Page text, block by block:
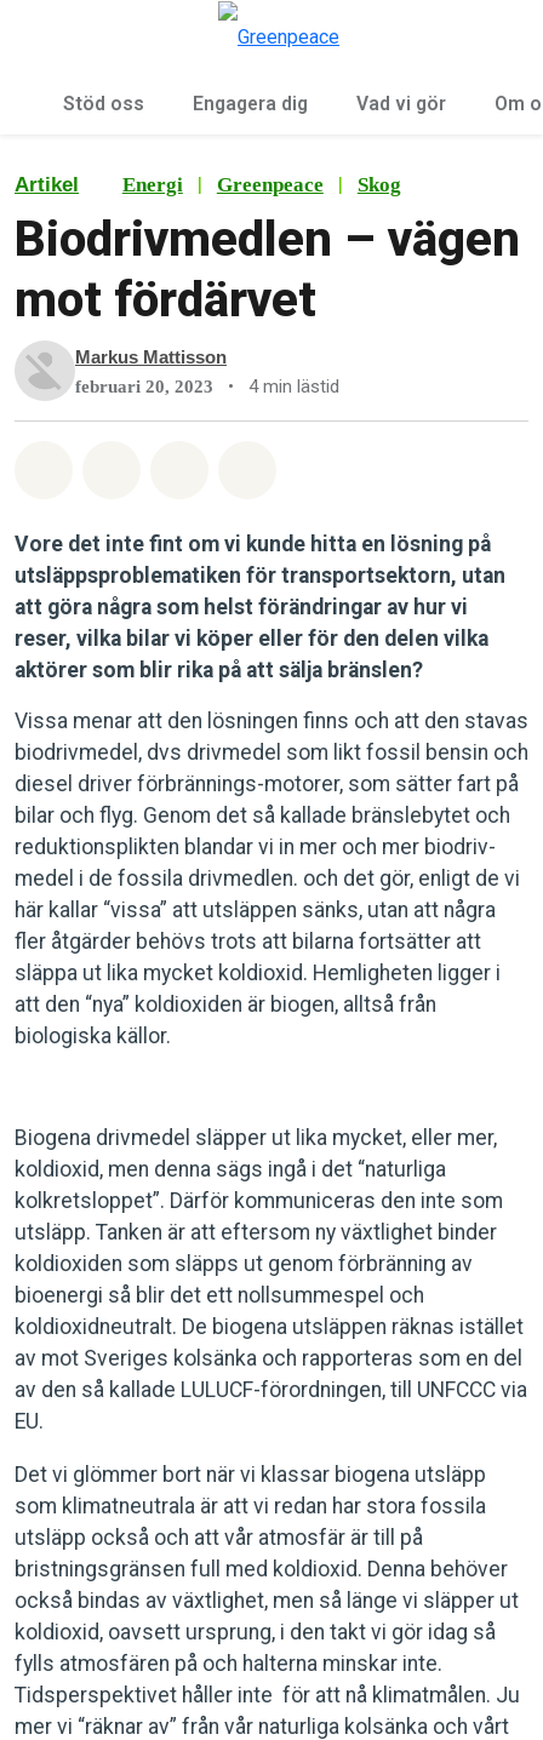
Stöd oss Engagera dig Vad vi gör Om
Artikel Energi | Greenpeace | Skog
Biodrivmedlen – vägen
mot fördärvet
Markus Mattisson
februari 20, 2023 • 4 min lästid
Vore det inte fint om vi kunde hitta en lösning på
utsläppsproblematiken för transportsektorn, utan
att göra några som helst förändringar av hur vi
reser, vilka bilar vi köper eller för den delen vilka
aktörer som blir rika på att sälja bränslen?
Vissa menar att den lösningen finns och att den stavas
biodrivmedel, dvs drivmedel som likt fossil bensin och
diesel driver förbrännings-motorer, som sätter fart på
bilar och flyg. Genom det så kallade bränslebytet och
reduktionsplikten blandar vi in mer och mer biodriv-
medel i de fossila drivmedlen. och det gör, enligt de vi
här kallar “vissa” att utsläppen sänks, utan att några
fler åtgärder behövs trots att bilarna fortsätter att
släppa ut lika mycket koldioxid. Hemligheten ligger i
att den “nya” koldioxiden är biogen, alltså från
biologiska källor.
Biogena drivmedel släpper ut lika mycket, eller mer,
koldioxid, men denna sägs ingå i det “naturliga
kolkretsloppet”. Därför kommuniceras den inte som
utsläpp. Tanken är att eftersom ny växtlighet binder
koldioxiden som släpps ut genom förbränning av
bioenergi så blir det ett nollsummespel och
koldioxidneutralt. De biogena utsläppen räknas istället
av mot Sveriges kolsänka och rapporteras som en del
av den så kallade LULUCF-förordningen, till UNFCCC via
EU.
Det vi glömmer bort när vi klassar biogena utsläpp
som klimatneutrala är att vi redan har stora fossila
utsläpp också och att vår atmosfär är till på
bristningsgränsen full med koldioxid. Denna behöver
också bindas av växtlighet, men så länge vi släpper ut
koldioxid, oavsett ursprung, i den takt vi gör idag så
fylls atmosfären på och halterna minskar inte.
Tidsperspektivet håller inte för att nå klimatmålen. Ju
mer vi “räknar av” från vår naturliga kolsänka och vårt